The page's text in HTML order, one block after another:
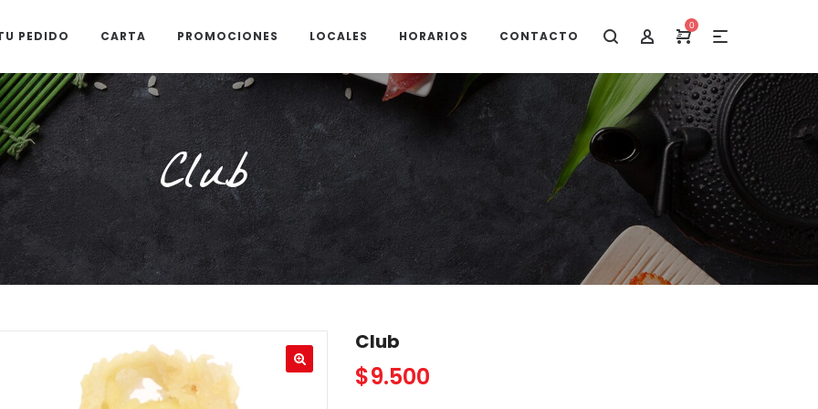
0
PEDIDO CARTA PROMOCIONES LOCALES HORARIOS CONTACTO
Club
Club
$9.500